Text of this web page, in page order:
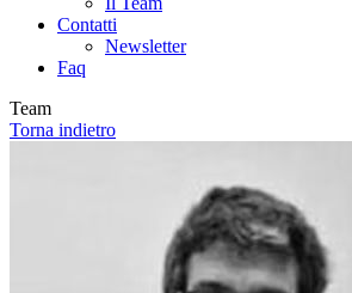
Contatti
Newsletter
Faq
Team
Torna indietro